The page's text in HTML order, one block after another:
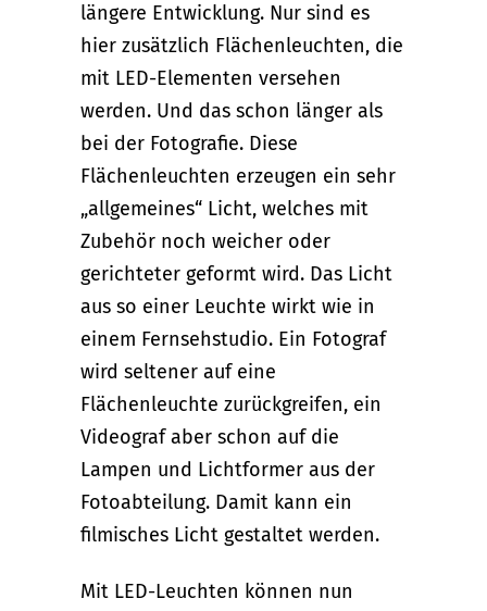
längere Entwicklung. Nur sind es
hier zusätzlich Flächenleuchten, die
mit LED-Elementen versehen
werden. Und das schon länger als
bei der Fotografie. Diese
Flächenleuchten erzeugen ein sehr
„allgemeines“ Licht, welches mit
Zubehör noch weicher oder
gerichteter geformt wird. Das Licht
aus so einer Leuchte wirkt wie in
einem Fernsehstudio. Ein Fotograf
wird seltener auf eine
Flächenleuchte zurückgreifen, ein
Videograf aber schon auf die
Lampen und Lichtformer aus der
Fotoabteilung. Damit kann ein
filmisches Licht gestaltet werden.
Mit LED-Leuchten können nun